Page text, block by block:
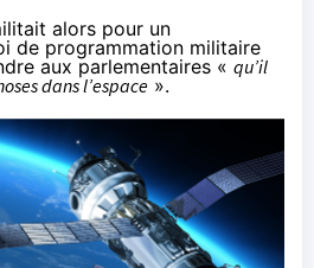
alors pour un
de programmation militaire
aux parlementaires « qu’il
dans l’espace ».